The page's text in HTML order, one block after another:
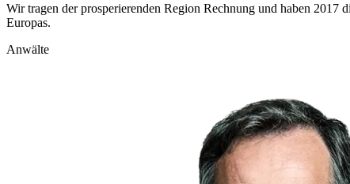
Wir tragen der prosperierenden Region Rechnung und haben
Europas.
Anwälte